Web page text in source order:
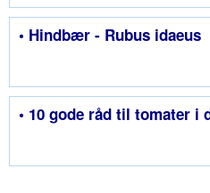
• Hindbær - Rubus idaeus
• 10 gode råd til tomater i